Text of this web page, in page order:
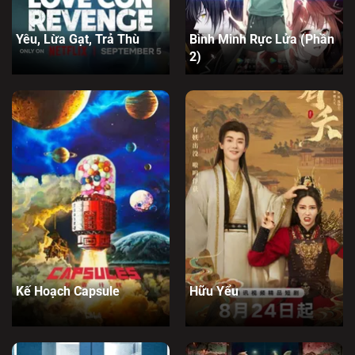
Yêu, Lừa Gạt, Trả Thù
Bình Minh Rực Lửa (Phần
2)
Kế Hoạch Capsule Hữu Yểu